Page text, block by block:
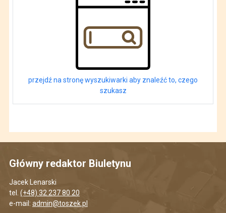
przejdź na stronę wyszukiwarki aby znaleźć to, czego
szukasz
Główny redaktor Biuletynu
Jacek Lenarski
tel. (+48) 32 237 80 20
e-mail: admin@toszek.pl